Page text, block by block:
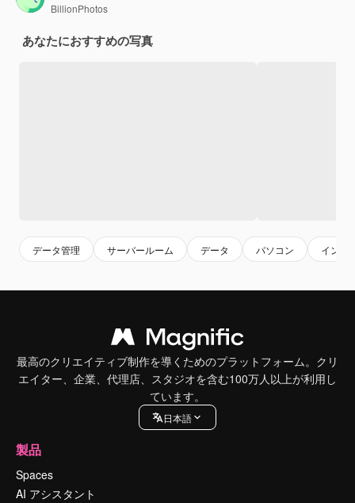
BillionPhotos
あなたにおすすめの写真
データ管理 サーバールーム データ パソコン インタ
最高のクリエイティブ制作を導くためのプラットフォーム。クリ
エイター、企業、代理店、スタジオを含む100万人以上が利用し
ています。
日本語
製品
Spaces
AI アシスタント